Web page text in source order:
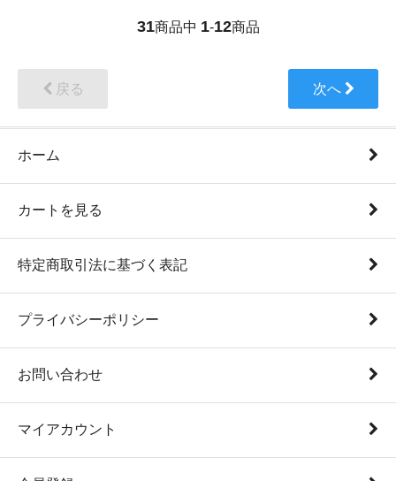
31商品中 1-12商品
戻る 次へ
ホーム
カートを見る
特定商取引法に基づく表記
プライバシーポリシー
お問い合わせ
マイアカウント